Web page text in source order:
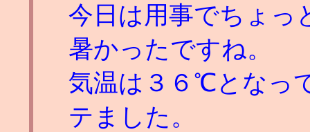
今日は用事でちょっ
暑かったですね。
気温は３６℃となっ
テました。